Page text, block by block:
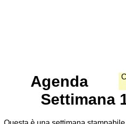
Agenda
Settimana